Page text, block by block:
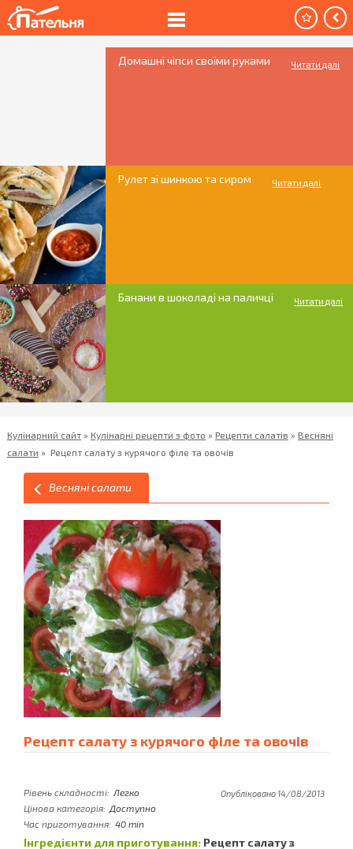
Домашні чіпси своїми руками Читати далі
Рулет зі шинкою та сиром Читати далі
Банани в шоколаді на паличці Читати далі
Кулінарний сайт» Кулінарні рецепти з фото » Рецепти салатів » Весняні
салати » Рецепт салату з курячого філе та овочів
Весняні салати
Рецепт салату з курячого філе та овочів
Рівень складності: Легко
Цінова категорія: Доступно
Час приготування: 40 min
Опубліковано 14/08/2013
Інгредієнти для приготування: Рецепт салату з